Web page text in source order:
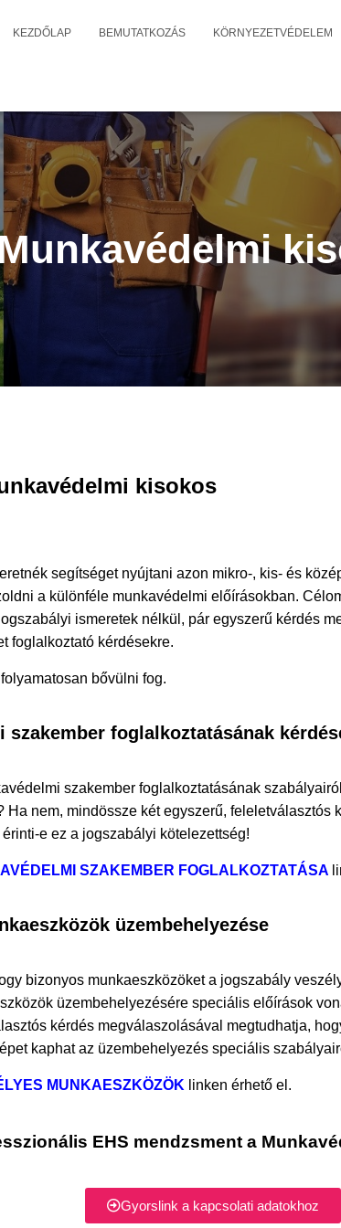
KEZDŐLAP BEMUTATKOZÁS KÖRNYEZETVÉDELEM
kisokos
segítséget nyújtani azon mikro-, kis- és
a különféle munkavédelmi előírásokban.
ismeretek nélkül, pár egyszerű kérdés
foglalkoztató kérdésekre.
bővülni fog.
szakember foglalkoztatásának
szakember foglalkoztatásának
Ha nem, mindössze két egyszerű, feleletválasztós
e ez a jogszabályi kötelezettség!
SZAKEMBER FOGLALKOZTATÁSA
üzembehelyezése
bizonyos munkaeszközöket a jogszabály
üzembehelyezésére speciális előírások
kérdés megválaszolásával megtudhatja,
kaphat az üzembehelyezés speciális
MUNKAESZKÖZÖK linken érhető el.
EHS mendzsment a
Gyorslink a kapcsolati adatokhoz